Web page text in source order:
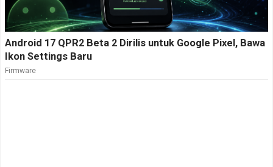
Android 17 QPR2 Beta 2 Dirilis untuk Google Pixel, Bawa
Ikon Settings Baru
Firmware